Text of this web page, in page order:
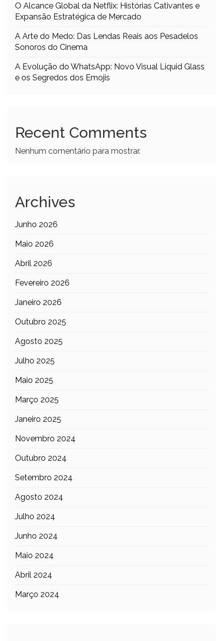
O Alcance Global da Netflix: Histórias Cativantes e
Expansão Estratégica de Mercado
A Arte do Medo: Das Lendas Reais aos Pesadelos
Sonoros do Cinema
A Evolução do WhatsApp: Novo Visual Liquid Glass
e os Segredos dos Emojis
Recent Comments
Nenhum comentário para mostrar.
Archives
Junho 2026
Maio 2026
Abril 2026
Fevereiro 2026
Janeiro 2026
Outubro 2025
Agosto 2025
Julho 2025
Maio 2025
Março 2025
Janeiro 2025
Novembro 2024
Outubro 2024
Setembro 2024
Agosto 2024
Julho 2024
Junho 2024
Maio 2024
Abril 2024
Março 2024